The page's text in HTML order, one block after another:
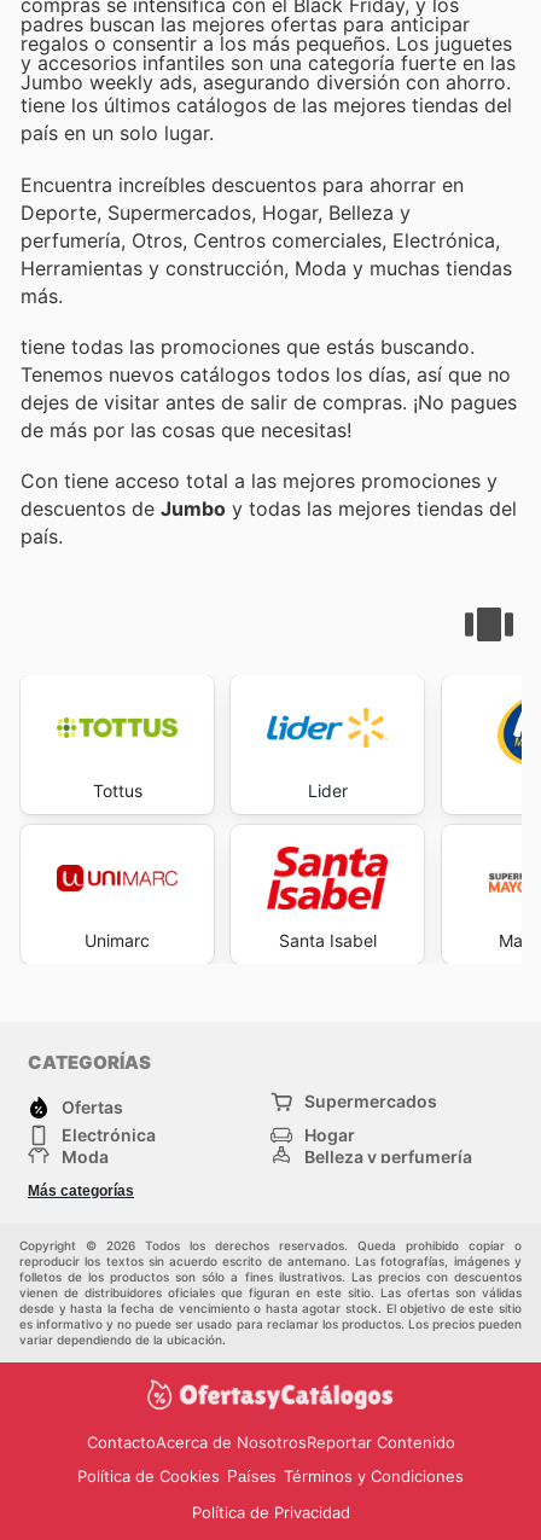
compras se intensifica con el Black Friday, y los
padres buscan las mejores ofertas para anticipar
regalos o consentir a los más pequeños. Los juguetes
y accesorios infantiles son una categoría fuerte en las
Jumbo weekly ads, asegurando diversión con ahorro.
tiene los últimos catálogos de las mejores tiendas del
país en un solo lugar.
Encuentra increíbles descuentos para ahorrar en
Deporte, Supermercados, Hogar, Belleza y
perfumería, Otros, Centros comerciales, Electrónica,
Herramientas y construcción, Moda y muchas tiendas
más.
tiene todas las promociones que estás buscando.
Tenemos nuevos catálogos todos los días, así que no
dejes de visitar antes de salir de compras. ¡No pagues
de más por las cosas que necesitas!
Con tiene acceso total a las mejores promociones y
descuentos de Jumbo y todas las mejores tiendas del
país.
Tottus
Unimarc
Lider
Santa Isabel
CATEGORÍAS
Ofertas
Supermercados
Electrónica
Hogar
Moda
Belleza y perfumería
Deporte
Más categorías
Copyright © 2026 Todos los derechos reservados. Queda prohibido copiar o
reproducir los textos sin acuerdo escrito de antemano. Las fotografías, imágenes y
folletos de los productos son sólo a fines ilustrativos. Las precios con descuentos
vienen de distribuidores oficiales que figuran en este sitio. Las ofertas son válidas
desde y hasta la fecha de vencimiento o hasta agotar stock. El objetivo de este sitio
es informativo y no puede ser usado para reclamar los productos. Los precios pueden
variar dependiendo de la ubicación.
ContactoAcerca de NosotrosReportar Contenido
Política de Cookies Países Términos y Condiciones
Política de Privacidad